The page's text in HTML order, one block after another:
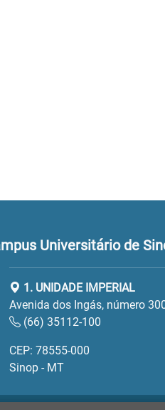
Universitário de
1. UNIDADE IMPERIAL
Avenida dos Ingás, número
(66) 35112-100
CEP: 78555-000
Sinop - MT